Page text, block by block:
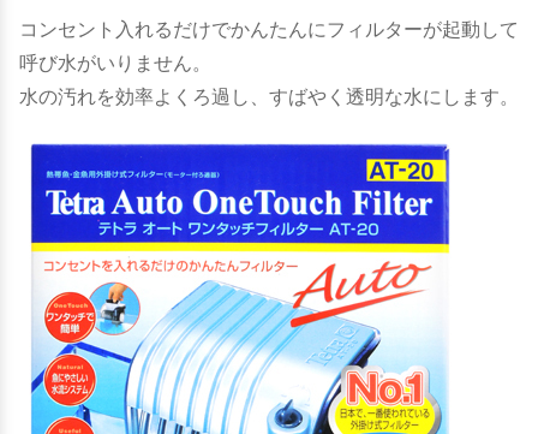
コンセント入れるだけでかんたんにフィルターが起動して
呼び水がいりません。
水の汚れを効率よくろ過し、すばやく透明な水にします。